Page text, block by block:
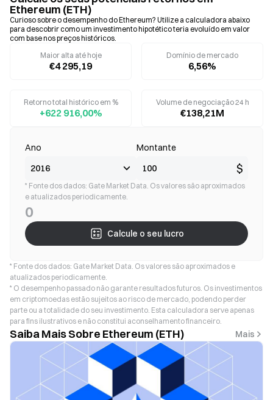
Ethereum (ETH)
Curioso sobre o desempenho do Ethereum? Utilize a calculadora abaixo
para descobrir como um investimento hipotético teria evoluído em valor
com base nos preços históricos.
Maior alta até hoje
€4 295,19
Domínio de mercado
6,56%
Retorno total histórico em %
+622 916,00%
Volume de negociação 24 h
€138,21M
Ano Montante
$
* Fonte dos dados: Gate Market Data. Os valores são aproximados
e atualizados periodicamente.
0
Calcule o seu lucro
* Fonte dos dados: Gate Market Data. Os valores são aproximados e
atualizados periodicamente.
* O desempenho passado não garante resultados futuros. Os investimentos
em criptomoedas estão sujeitos ao risco de mercado, podendo perder
parte ou a totalidade do seu investimento. Esta calculadora serve apenas
para fins ilustrativos e não constitui aconselhamento financeiro.
Saiba Mais Sobre Ethereum (ETH) Mais